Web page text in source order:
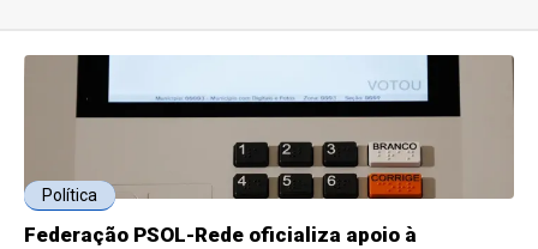
Política
Federação PSOL-Rede oficializa apoio à